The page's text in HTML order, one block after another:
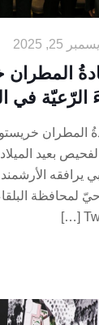
25, 2025
المطران
الرّعيّة
المطران
بعيد
يرافقه
[…]